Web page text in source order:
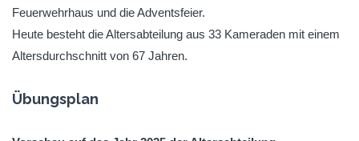
Feuerwehrhaus und die Adventsfeier.
Heute besteht die Altersabteilung aus 33 Kameraden mit einem
Altersdurchschnitt von 67 Jahren.
Übungsplan